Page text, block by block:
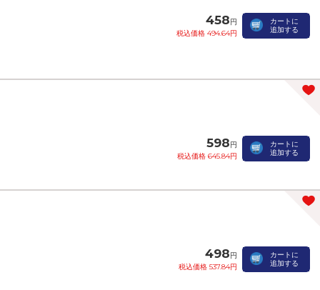
458円
税込価格 494.64円
カートに
追加する
598円
税込価格 645.84円
カートに
追加する
498円
税込価格 537.84円
カートに
追加する